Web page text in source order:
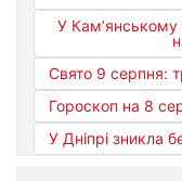
У Кам’янському
Свято 9 серпня:
Гороскоп на 8
У Дніпрі зникла